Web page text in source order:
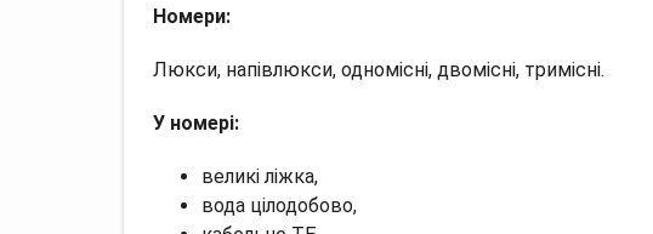
Номери:
Люкси, напівлюкси, одномісні, двомісні, тримісні.
У номері:
великі ліжка,
вода цілодобово,